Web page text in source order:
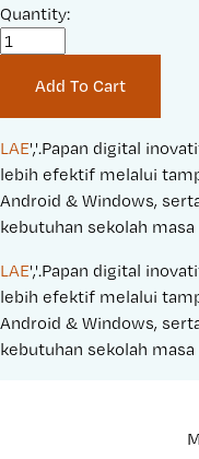
a
r
i
c
e
:
n
a
l
P
r
c
e
:
Quantity:
Add To Cart
LAE','.Papan digital
lebih efektif melalui
Android & Windows,
kebutuhan sekolah masa
LAE','.Papan digital
lebih efektif melalui
Android & Windows,
kebutuhan sekolah masa